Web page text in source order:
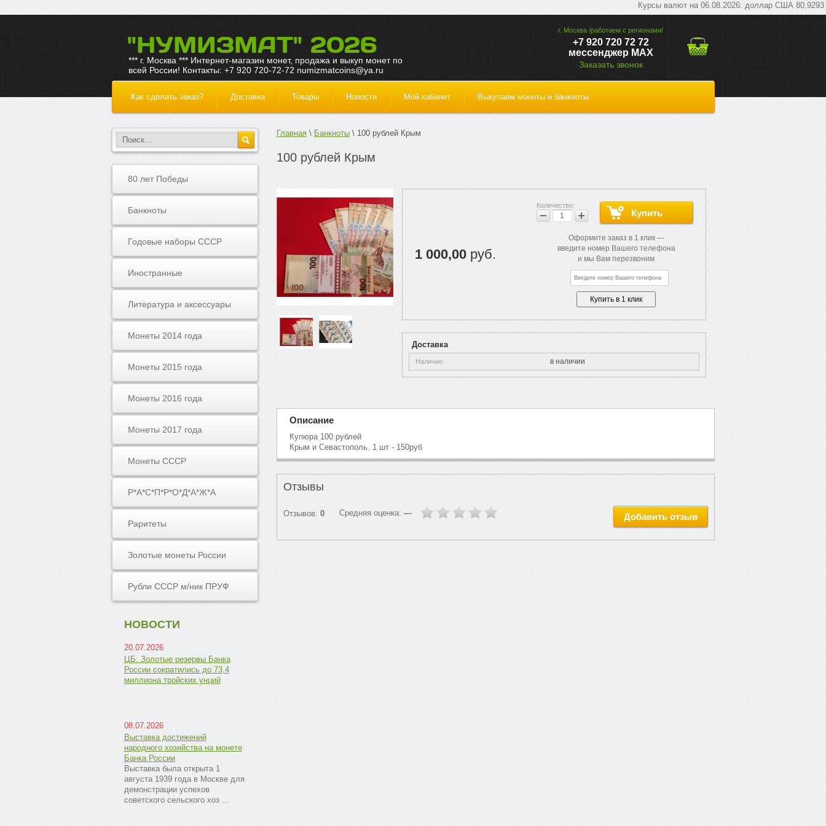
Курсы валют на 06.08.2026: доллар США 80,9293
"НУМИЗМАТ" 2026
*** г. Москва *** Интернет-магазин монет, продажа и выкуп монет по
всей России! Контакты: +7 920 720-72-72 numizmatcoins@ya.ru
г. Москва /работаем с регионами/
+7 920 720 72 72
мессенджер МАХ
Заказать звонок
Как сделать заказ? Доставка Товары Новости Мой кабинет Выкупаем монеты и банкноты
80 лет Победы
Банкноты
Годовые наборы СССР
Иностранные
Литература и аксессуары
Монеты 2014 года
Монеты 2015 года
Монеты 2016 года
Монеты 2017 года
Монеты СССР
Р*А*С*П*Р*О*Д*А*Ж*А
Раритеты
Золотые монеты России
Рубли СССР м/ник ПРУФ
НОВОСТИ
20.07.2026
ЦБ: Золотые резервы Банка
России сократились до 73,4
миллиона тройских унций
08.07.2026
Выставка достижений
народного хозяйства на монете
Банка России
Выставка была открыта 1
августа 1939 года в Москве для
демонстрации успехов
советского сельского хоз ...
Главная Банкноты 100 рублей Крым
100 рублей Крым
1 000,00 руб.
Оформите заказ в 1 клик —
введите номер Вашего телефона
и мы Вам перезвоним
Доставка
Наличие в наличии
Описание
Купюра 100 рублей
Крым и Севастополь. 1 шт - 150руб
Отзывы
Отзывов: 0 Средняя оценка: — Добавить отзыв